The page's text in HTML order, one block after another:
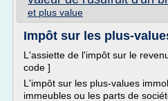
et plus value
Impôt sur les plus-
L'assiette de l'impôt sur le
code ]
L'impôt sur les plus-values
immeubles ou les parts de